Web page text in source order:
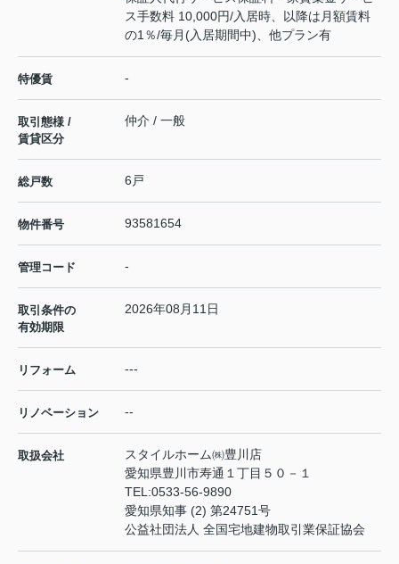
ス手数料 10,000円/入居時、以降は月額賃料
の1％/毎月(入居期間中)、他プラン有
特優賃 -
取引態様 /
賃貸区分
仲介 / 一般
総戸数 6戸
物件番号 93581654
管理コード -
取引条件の
有効期限
2026年08月11日
リフォーム ---
リノベーション --
取扱会社
スタイルホーム㈱豊川店
愛知県豊川市寿通１丁目５０－１
TEL:0533-56-9890
愛知県知事 (2) 第24751号
公益社団法人 全国宅地建物取引業保証協会